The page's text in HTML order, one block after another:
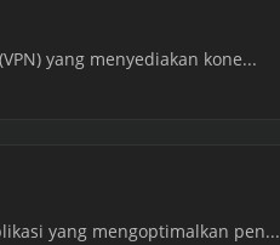
yang menyediakan kone...
yang mengoptimalkan pen...